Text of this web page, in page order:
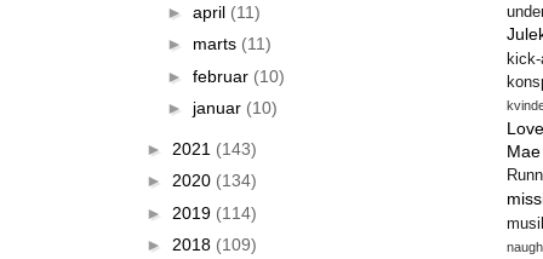
► april (11)
► marts (11)
► februar (10)
► januar (10)
► 2021 (143)
► 2020 (134)
► 2019 (114)
► 2018 (109)